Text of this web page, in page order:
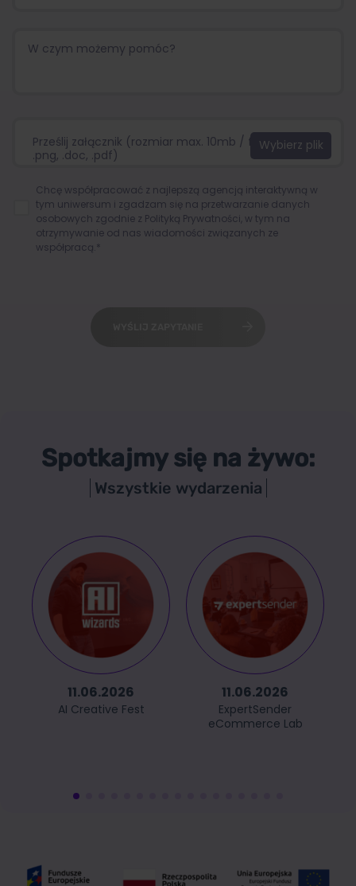
Prześlij załącznik (rozmiar max. 10mb / format:.jpg,
.png, .doc, .pdf)
Chcę współpracować z najlepszą agencją interaktywną w
tym uniwersum i zgadzam się na przetwarzanie danych
osobowych zgodnie z Polityką Prywatności , w tym na
otrzymywanie od nas wiadomości związanych ze
współpracą.*
Spotkajmy się na żywo:
Wszystkie wydarzenia
11.06.2026
AI Creative Fest
11.06.2026
ExpertSender
eCommerce Lab